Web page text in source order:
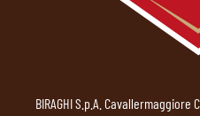
BIRAGHI S.p.A. Cavallermaggiore